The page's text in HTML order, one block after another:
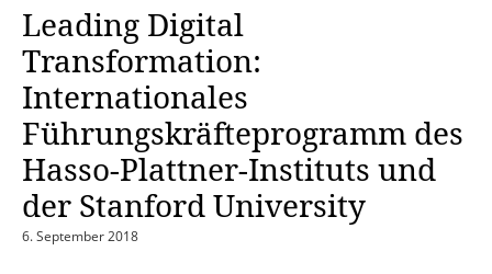
Leading Digital
Transformation:
Internationales
Führungskräfteprogramm des
Hasso-Plattner-Instituts und
der Stanford University
6. September 2018